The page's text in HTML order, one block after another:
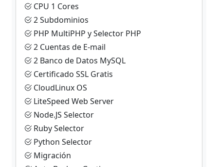
CPU 1 Cores
2 Subdominios
PHP MultiPHP y Selector PHP
2 Cuentas de E-mail
2 Banco de Datos MySQL
Certificado SSL Gratis
CloudLinux OS
LiteSpeed Web Server
Node.JS Selector
Ruby Selector
Python Selector
Migración